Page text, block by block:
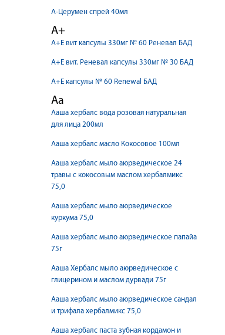
А-Церумен спрей 40мл
А+
А+Е вит капсулы 330мг № 60 Реневал БАД
А+Е вит. Реневал капсулы 330мг № 30 БАД
А+Е капсулы № 60 Renewal БАД
Аа
Ааша хербалс вода розовая натуральная
для лица 200мл
Ааша хербалс масло Кокосовое 100мл
Ааша хербалс мыло аюрведическое 24
травы с кокосовым маслом хербалмикс
75,0
Ааша хербалс мыло аюрведическое
куркума 75,0
Ааша хербалс мыло аюрведическое папайа
75г
Ааша Хербалс мыло аюрведическое с
глицерином и маслом дурвади 75г
Ааша хербалс мыло аюрведическое сандал
и трифала хербалмикс 75,0
Ааша хербалс паста зубная кордамон и